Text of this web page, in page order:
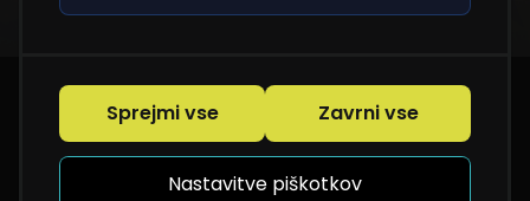
Sprejmi vse Zavrni vse
Nastavitve piškotkov